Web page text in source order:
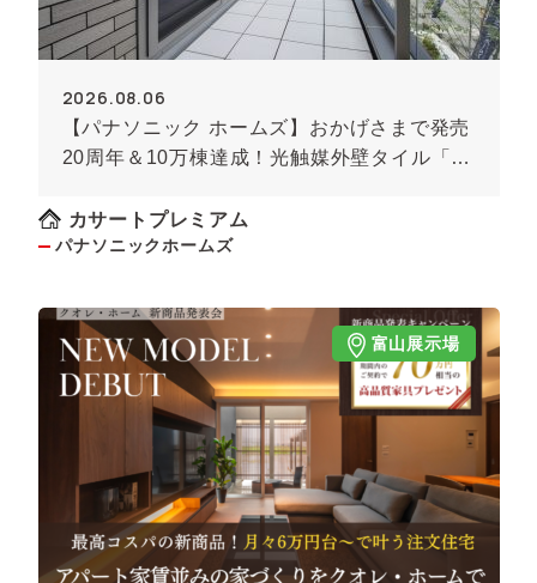
2026.08.06
【パナソニック ホームズ】おかげさまで発売
20周年＆10万棟達成！光触媒外壁タイル「キ
カサートプレミアム
パナソニックホームズ
富山展示場